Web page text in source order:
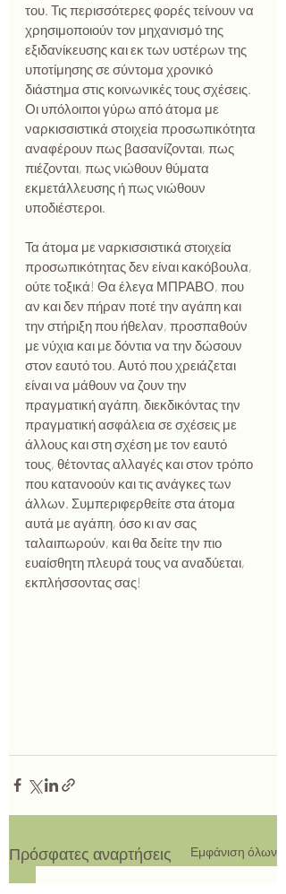
του. Τις περισσότερες φορές τείνουν να
χρησιμοποιούν τον μηχανισμό της
εξιδανίκευσης και εκ των υστέρων της
υποτίμησης σε σύντομα χρονικό
διάστημα στις κοινωνικές τους σχέσεις.
Οι υπόλοιποι γύρω από άτομα με
ναρκισσιστικά στοιχεία προσωπικότητα
αναφέρουν πως βασανίζονται, πως
πιέζονται, πως νιώθουν θύματα
εκμετάλλευσης ή πως νιώθουν
υποδιέστεροι.
Τα άτομα με ναρκισσιστικά στοιχεία
προσωπικότητας δεν είναι κακόβουλα,
ούτε τοξικά! Θα έλεγα ΜΠΡΑΒΟ, που
αν και δεν πήραν ποτέ την αγάπη και
την στήριξη που ήθελαν, προσπαθούν
με νύχια και με δόντια να την δώσουν
στον εαυτό του. Αυτό που χρειάζεται
είναι να μάθουν να ζουν την
πραγματική αγάπη, διεκδικόντας την
πραγματική ασφάλεια σε σχέσεις με
άλλους και στη σχέση με τον εαυτό
τους, θέτοντας αλλαγές και στον τρόπο
που κατανοούν και τις ανάγκες των
άλλων. Συμπεριφερθείτε στα άτομα
αυτά με αγάπη, όσο κι αν σας
ταλαιπωρούν, και θα δείτε την πιο
ευαίσθητη πλευρά τους να αναδύεται,
εκπλήσσοντας σας!
Πρόσφατες αναρτήσεις Εμφάνιση όλων